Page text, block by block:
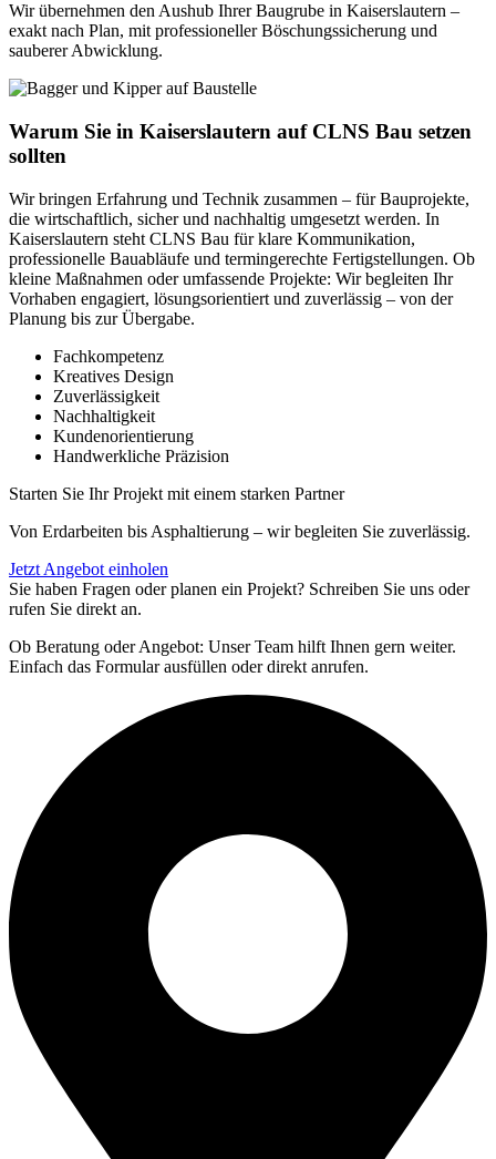
Wir übernehmen den Aushub Ihrer Baugrube in Kaiserslautern –
exakt nach Plan, mit professioneller Böschungssicherung und
sauberer Abwicklung.
Warum Sie in Kaiserslautern auf CLNS Bau setzen
sollten
Wir bringen Erfahrung und Technik zusammen – für Bauprojekte,
die wirtschaftlich, sicher und nachhaltig umgesetzt werden. In
Kaiserslautern steht CLNS Bau für klare Kommunikation,
professionelle Bauabläufe und termingerechte Fertigstellungen. Ob
kleine Maßnahmen oder umfassende Projekte: Wir begleiten Ihr
Vorhaben engagiert, lösungsorientiert und zuverlässig – von der
Planung bis zur Übergabe.
Fachkompetenz
Kreatives Design
Zuverlässigkeit
Nachhaltigkeit
Kundenorientierung
Handwerkliche Präzision
Starten Sie Ihr Projekt mit einem starken Partner
Von Erdarbeiten bis Asphaltierung – wir begleiten Sie zuverlässig.
Jetzt Angebot einholen
Sie haben Fragen oder planen ein Projekt? Schreiben Sie uns oder
rufen Sie direkt an.
Ob Beratung oder Angebot: Unser Team hilft Ihnen gern weiter.
Einfach das Formular ausfüllen oder direkt anrufen.